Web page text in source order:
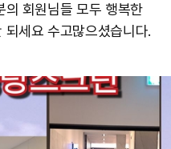
회원님들 모두 행복한
세요 수고많으셨습니다.